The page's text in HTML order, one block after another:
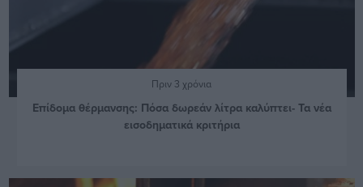
Πριν 3 χρόνια
Επίδομα θέρμανσης: Πόσα δωρεάν λίτρα καλύπτει- Τα νέα
εισοδηματικά κριτήρια